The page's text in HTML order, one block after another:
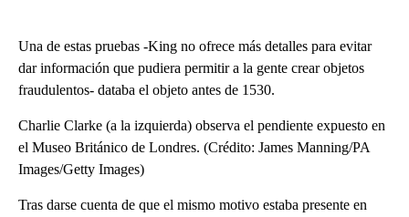
Una de estas pruebas -King no ofrece más detalles para evitar
dar información que pudiera permitir a la gente crear objetos
fraudulentos- databa el objeto antes de 1530.
Charlie Clarke (a la izquierda) observa el pendiente expuesto en
el Museo Británico de Londres. (Crédito: James Manning/PA
Images/Getty Images)
Tras darse cuenta de que el mismo motivo estaba presente en